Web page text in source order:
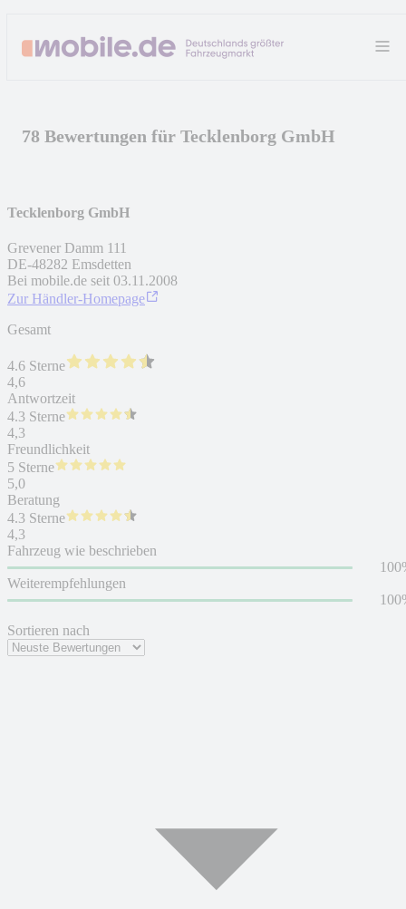
78 Bewertungen für Tecklenborg GmbH
Sortieren nach
Tecklenborg GmbH
Grevener Damm 111
DE-48282 Emsdetten
Bei mobile.de seit 03.11.2008
Zur Händler-Homepage
Gesamt
4.6 Sterne
4,6
Antwortzeit
4.3 Sterne
4,3
Freundlichkeit
5 Sterne
5,0
Beratung
4.3 Sterne
4,3
Fahrzeug wie beschrieben
Weiterempfehlungen